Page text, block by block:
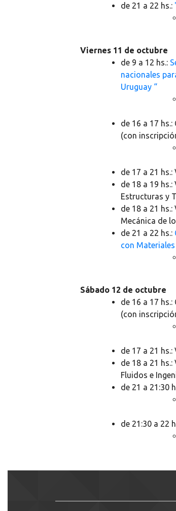
de 21 a 22 hs.:
Viernes 11 de octubre
de 9 a 12 hs.:
nacionales
Uruguay “
de 16 a 17 hs.:
(con
de 17 a 21 hs.:
de 18 a 19 hs.:
Estructuras y
de 18 a 21 hs.:
Mecánica de
de 21 a 22 hs.:
con
Sábado 12 de octubre
de 16 a 17 hs.:
(con
de 17 a 21 hs.:
de 18 a 21 hs.:
Fluidos e
de 21 a 21:30
de 21:30 a 22